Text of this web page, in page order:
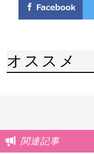
オススメ
関連記事